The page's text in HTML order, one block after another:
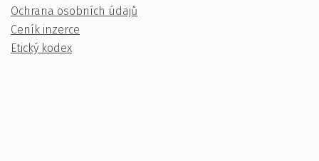
Ochrana osobních údajů
Ceník inzerce
Etický kodex